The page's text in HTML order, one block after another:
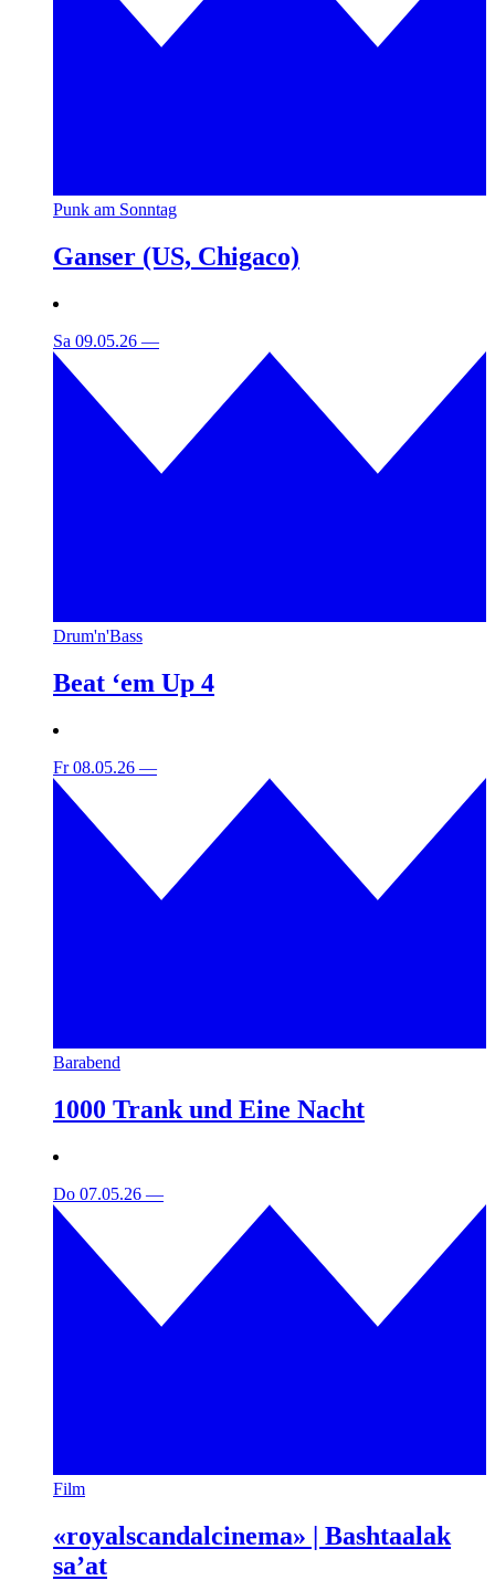
Punk am Sonntag
Ganser (US, Chigaco)
Sa 09.05.26 —
Drum'n'Bass
Beat ‘em Up 4
Fr 08.05.26 —
Barabend
1000 Trank und Eine Nacht
Do 07.05.26 —
Film
«royalscandalcinema» | Bashtaalak
sa’at